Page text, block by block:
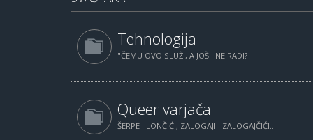
Tehnologija
"ČEMU OVO SLUŽI, A JOŠ I NE RADI?
Queer varjača
ŠERPE I LONČIĆI, ZALOGAJI I ZALOGAJČIĆI...